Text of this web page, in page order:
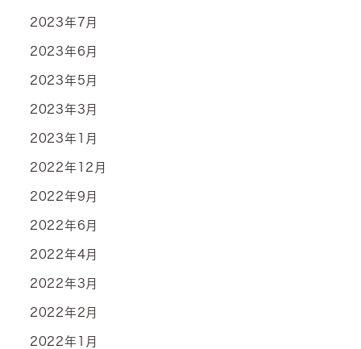
2023年7月
2023年6月
2023年5月
2023年3月
2023年1月
2022年12月
2022年9月
2022年6月
2022年4月
2022年3月
2022年2月
2022年1月